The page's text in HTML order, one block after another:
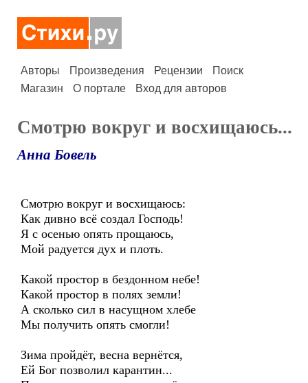
Авторы Произведения Рецензии
Поиск
Магазин
О портале Вход для авторов
Смотрю вокруг и восхищаюсь...
Анна Бовель
Смотрю вокруг и восхищаюсь:
Как дивно всё создал Господь!
Я с осенью опять прощаюсь,
Мой радуется дух и плоть.
Какой простор в бездонном небе!
Какой простор в полях земли!
А сколько сил в насущном хлебе
Мы получить опять смогли!
Зима пройдёт, весна вернётся,
Ей Бог позволил карантин...